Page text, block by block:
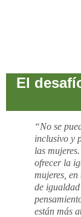
El
“No se
inclusivo y
las mujeres.
ofrecer la
mujeres,
de
están más